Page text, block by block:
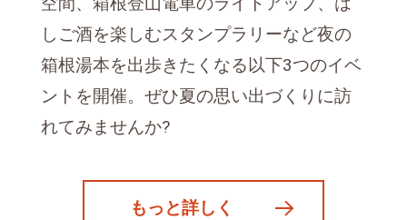
しご酒を楽しむスタンプラリーなど夜の
箱根湯本を出歩きたくなる以下3つのイベ
ントを開催。ぜひ夏の思い出づくりに訪
れてみませんか?
もっと詳しく